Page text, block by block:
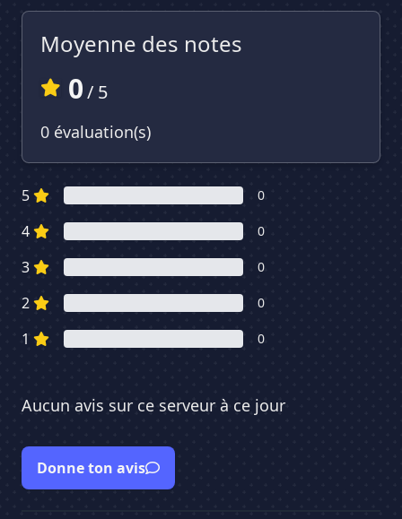
Moyenne des notes
0/ 5
0 évaluation(s)
5 0
4 0
3 0
2 0
1 0
Aucun avis sur ce serveur à ce jour
Donne ton avis